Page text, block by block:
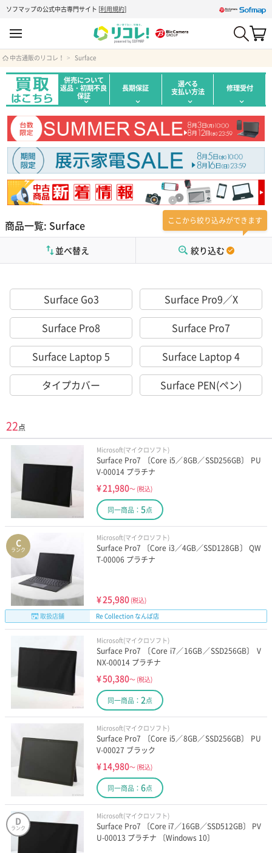
ソフマップの公式中古専門サイト [利用規約]
中古通販のリコレ！ Surface
併売について
返品・初期不良
保証
長期保証 選べる
支払い方法 修理受付
商品一覧: Surface ここから絞り込みができます
絞り込む
並べ替え
Surface Go3
Surface Pro9／X
Surface Pro8
Surface Pro7
Surface Laptop 5
Surface Laptop 4
タイプカバー
Surface PEN(ペン)
22点
Microsoft(マイクロソフト)
Surface Pro7 〔Core i5／8GB／SSD256GB〕 PU
V-00014 プラチナ
¥21,980～ (税込)
同一商品： 5点
C
ランク
Microsoft(マイクロソフト)
Surface Pro7 〔Core i3／4GB／SSD128GB〕 QW
T-00006 プラチナ
¥25,980 (税込)
取扱店舗
Re Collection なんば店
Microsoft(マイクロソフト)
Surface Pro7 〔Core i7／16GB／SSD256GB〕 V
NX-00014 プラチナ
¥50,380～ (税込)
同一商品： 2点
Microsoft(マイクロソフト)
Surface Pro7 〔Core i5／8GB／SSD256GB〕 PU
V-00027 ブラック
¥14,980～ (税込)
同一商品： 6点
D
ランク
Microsoft(マイクロソフト)
Surface Pro7 〔Core i7／16GB／SSD512GB〕 PV
U-00013 プラチナ 〔Windows 10〕